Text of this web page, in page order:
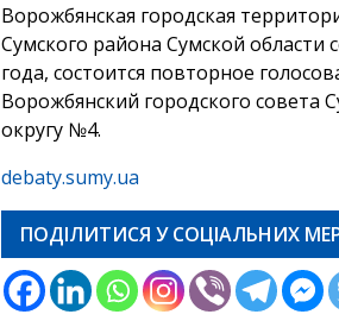
Ворожбянская городская
Сумского района Сумской области
года, состоится повторное
Ворожбянский городского совета
округу №4.
debaty.sumy.ua
ПОДІЛИТИСЯ У СОЦІАЛЬНИХ